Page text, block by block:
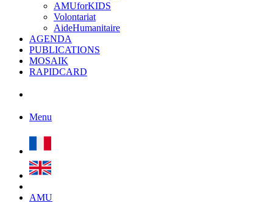
AMUforKIDS
Volontariat
AideHumanitaire
AGENDA
PUBLICATIONS
MOSAIK
RAPIDCARD
Menu
AMU